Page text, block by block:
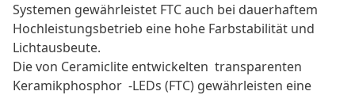
Systemen gewährleistet FTC auch bei dauerhaftem
Hochleistungsbetrieb eine hohe Farbstabilität und
Lichtausbeute.
Die von Ceramiclite entwickelten transparenten
Keramikphosphor -LEDs (FTC) gewährleisten eine